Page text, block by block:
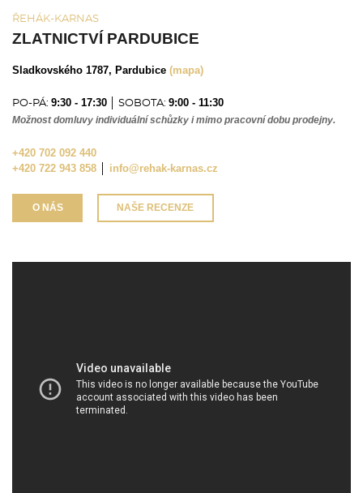
ŘEHÁK-KARNAS
ZLATNICTVÍ PARDUBICE
Sladkovského 1787, Pardubice (mapa)
PO-PÁ: 9:30 - 17:30 │ SOBOTA: 9:00 - 11:30
Možnost domluvy individuální schůzky i mimo pracovní dobu prodejny.
+420 702 092 440
+420 722 943 858
info@rehak-karnas.cz
O NÁS NAŠE RECENZE